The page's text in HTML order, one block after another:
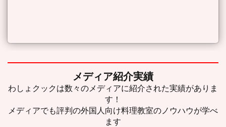
メディア紹介実績
わしょクックは数々のメディアに紹介された実績がありま
す！
メディアでも評判の外国人向け料理教室のノウハウが学べ
ます